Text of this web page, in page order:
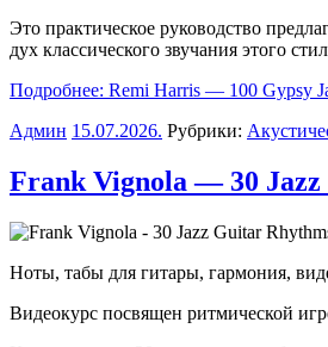
Это практическое руководство
дух классического звучания этого
Подробнее: Remi Harris — 100 Gypsy
Админ 15.07.2026. Рубрики:
Frank Vignola — 30
Ноты, табы для гитары, гармония,
Видеокурс посвящен ритмической